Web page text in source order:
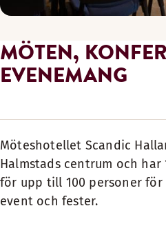
MÖTEN,
EVENEMANG
Möteshotellet Scandic
Halmstads centrum och
för upp till 100 personer för
event och fester.